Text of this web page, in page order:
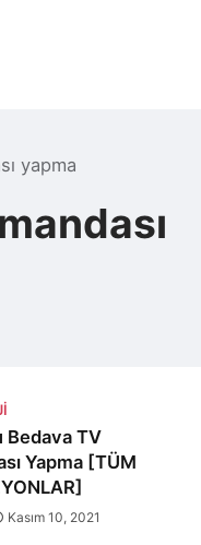
yapma
Bedava TV
Yapma [TÜM
Kasım 10, 2021